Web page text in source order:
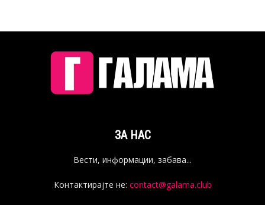
ЗА НАС
Вести, информации, забава...
Контактирајте не: contact@galama.club